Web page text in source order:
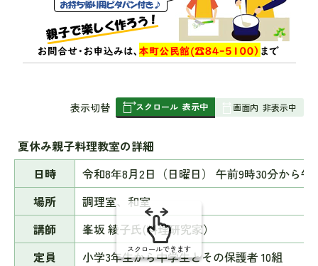
表
み
の
表示切替 スクロール 表示中 画面内 非表示中
夏休み親子料理教室の詳細
日時
令和8年8月2日（日曜日） 午前9時30分から午
場所
調理室、和室
講師
峯坂 綾子氏(料理研究家）
定員
小学3年生から中学生とその保護者 10組
スクロールできます